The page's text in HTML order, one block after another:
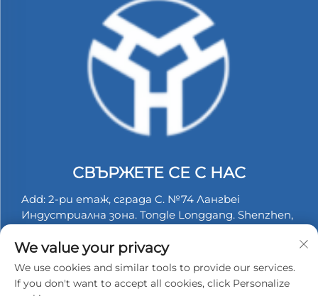
СВЪРЖЕТЕ СЕ С НАС
Add: 2-ри етаж, сграда C. №74 Лангbei
Индустриална зона. Tongle Longgang. Shenzhen,
Тел.:+86-13530558584
Имейл:[email protected]
We value your privacy
We use cookies and similar tools to provide our services.
If you don't want to accept all cookies, click Personalize